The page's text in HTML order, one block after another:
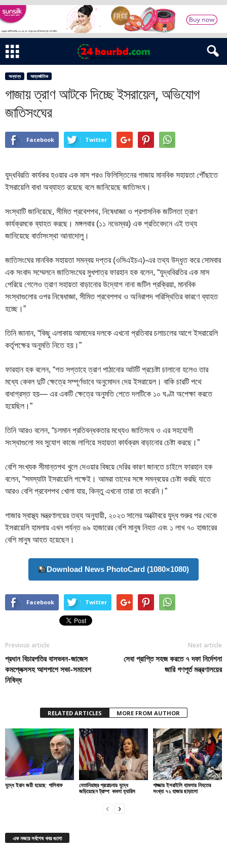
অন্যান্য আন্তর্জাতিক
গাজায় ত্রাণ আটকে দিচ্ছে ইসরায়েল, অভিযোগ
জাতিসংঘের
Facebook Twitter
যুদ্ধবিরতি কার্যকর হওয়ার এক মাস পরও ফিলিস্তিনের গাজায় মানবিক সহায়তা পৌঁছাতে
ইসরায়েলি বাধা অব্যাহত রয়েছে বলে জানিয়েছে জাতিসংঘ।
সংস্থাটি জানিয়েছে, সীমিত প্রবেশপথ, নিষেধাজ্ঞা ও প্রশাসনিক জটিলতা ত্রাণ
কার্যক্রমকে ব্যাহত করছে। মঙ্গলবার (১১ নভেম্বর) এক প্রতিবেদনে এই তথ্য
জানিয়েছে বার্তাসংস্থা আনাদোলু।
জাতিসংঘের মানবিক সহায়তা সমন্বয় দপ্তর (ওসিএইচএ)-এর তথ্য উদ্ধৃত করে সোমবার
এক সংবাদ সম্মেলনে জাতিসংঘের মুখপাত্র ফারহান হক বলেন, “যুদ্ধবিরতির এক মাস
পেরিয়ে গেলেও ত্রাণ সহায়তা বাড়ানোর উদ্যোগ নানা জটিল প্রক্রিয়া, মানবিক
সংস্থাগুলোর ওপর নিষেধাজ্ঞা, সীমিত প্রবেশপথ ও অনিরাপদ পরিস্থিতির কারণে ব্যাহত
হচ্ছে।”
তিনি জানান, “কিছু এলাকায় আমাদের দলকে এখনো প্রতিবার চলাচলের আগে ইসরায়েলি
কর্তৃপক্ষের অনুমতি নিতে হয়।”
ফারহান হক বলেন, “গত সপ্তাহে ত্রাণ পাঠানোর আটটি প্রচেষ্টা চালানো হলেও তার
মধ্যে কেবল দুটি ক্ষেত্রে সম্পূর্ণভাবে অনুমোদন দেয় ইসরায়েল। বাকি চারটি পথে
বাধাগ্রস্ত হয়— এর একটি ক্ষেত্রে অনুমতি পেতে দলটিকে ১০ ঘণ্টা অপেক্ষা করতে
হয়েছিল।”
তিনি আরও বলেন, “চলমান প্রতিবন্ধকতার মধ্যেও জাতিসংঘ ও এর সহযোগী
সংস্থাগুলো সব সুযোগ কাজে লাগিয়ে সহায়তা কার্যক্রম বাড়ানোর চেষ্টা করছে।”
বেশি সংখ্যক সীমান্তপথ খুলে দেওয়ার বিষয়ে দেরির কারণ জানতে চাইলে ফারহান হক
বলেন, “সমস্যাটা ইসরায়েলি পক্ষেই। আমরা তাদের সঙ্গে সমন্বয়ের চেষ্টা করছি যাতে
আরও বেশি প্রবেশপথ খোলা যায়, কিন্তু এখনো তারা তা করেনি।”
গাজার স্বাস্থ্য মন্ত্রণালয়ের তথ্য অনুযায়ী, ২০২৩ সালের অক্টোবরে যুদ্ধ শুরুর পর থেকে
ইসরায়েলি হামলায় এখন পর্যন্ত ৬৯ হাজারের বেশি মানুষ নিহত এবং ১ লাখ ৭০ হাজারের
বেশি মানুষ আহত হয়েছেন।
Download News PhotoCard (1080×1080)
Facebook Twitter
Previous article
প্রধান বিচারপতির বাসভবন-জাজেস
কমপ্লেক্সসহ আশপাশে সভা-সমাবেশ
নিষিদ্ধ
Next article
সেবা প্রাপ্তি সহজ করতে ৭ দফা নির্দেশনা
জারি গণপূর্ত মন্ত্রণালয়ের
RELATED ARTICLES MORE FROM AUTHOR
যুদ্ধে ইরান জয়ী হয়েছে: গালিবাফ
নেতানিয়াহুর প্ররোচনায় যুদ্ধে
জড়িয়েছেন ট্রাম্প: কমলা হ্যারিস
গাজ্জায় ইসরাইলি হামলায় নিহতের
সংখ্যা ৭২ হাজার ছাড়ালো
এক নজরে সর্বশেষ খবর গুলো